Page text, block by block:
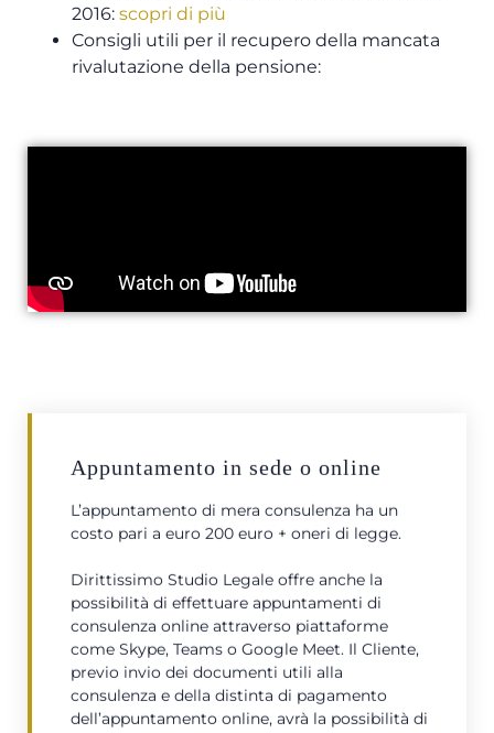
2016: scopri di più
Consigli utili per il recupero della mancata
rivalutazione della pensione:
Appuntamento in sede o online
L’appuntamento di mera consulenza ha un
costo pari a euro 200 euro + oneri di legge.
Dirittissimo Studio Legale offre anche la
possibilità di effettuare appuntamenti di
consulenza online attraverso piattaforme
come Skype, Teams o Google Meet. Il Cliente,
previo invio dei documenti utili alla
consulenza e della distinta di pagamento
dell’appuntamento online, avrà la possibilità di